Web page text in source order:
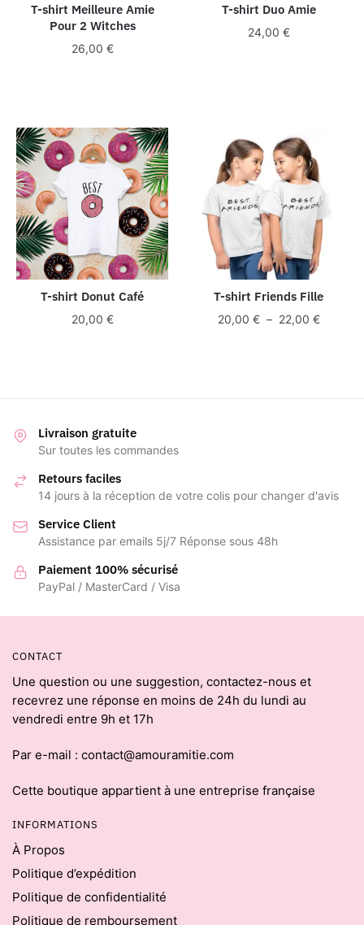
T-shirt Meilleure Amie
Pour 2 Witches
26,00 €
T-shirt Duo Amie
24,00 €
T-shirt Donut Café
20,00 €
T-shirt Friends Fille
20,00 € – 22,00 €Plage
Livraison gratuite
Sur toutes les commandes
Retours faciles
14 jours à la réception de votre colis pour changer d'avis
Service Client
Assistance par emails 5j/7 Réponse sous 48h
Paiement 100% sécurisé
PayPal / MasterCard / Visa
CONTACT
Une question ou une suggestion, contactez-nous et
recevrez une réponse en moins de 24h du lundi au
vendredi entre 9h et 17h
Par e-mail : contact@amouramitie.com
Cette boutique appartient à une entreprise française
INFORMATIONS
À Propos
Politique d’expédition
Politique de confidentialité
Politique de remboursement